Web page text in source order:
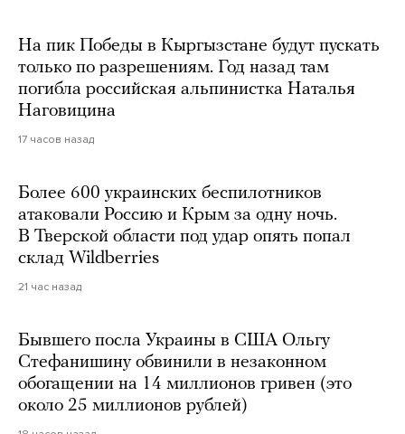
На пик Победы в Кыргызстане будут пускать
только по разрешениям. Год назад там
погибла российская альпинистка Наталья
Наговицина
17 часов назад
Более 600 украинских беспилотников
атаковали Россию и Крым за одну ночь.
В Тверской области под удар опять попал
склад Wildberries
21 час назад
Бывшего посла Украины в США Ольгу
Стефанишину обвинили в незаконном
обогащении на 14 миллионов гривен (это
около 25 миллионов рублей)